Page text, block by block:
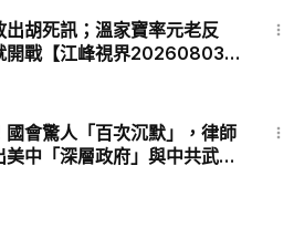
胡死訊；溫家寶率元老反
開戰【江峰視界20260803第
會驚人「百次沉默」，律師
中「深層政府」與中共武漢
責立法在即，北京怎麼賠